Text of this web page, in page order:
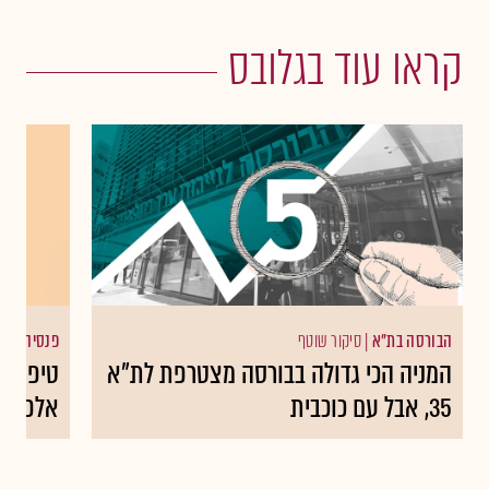
קראו עוד בגלובס
הבורסה בת"א|סיקור שוטף
המניה הכי גדולה בבורסה מצטרפת לת"א
35, אבל עם כוכבית
פנסיה
אלפי